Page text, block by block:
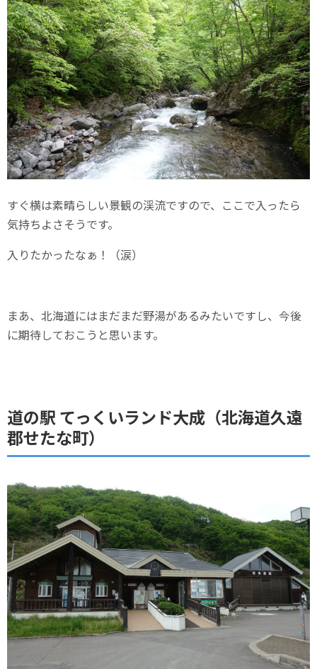
すぐ横は素晴らしい景観の渓流ですので、ここで入ったら
気持ちよさそうです。
入りたかったなぁ！（涙）
まあ、北海道にはまだまだ野湯があるみたいですし、今後
に期待しておこうと思います。
道の駅 てっくいランド大成（北海道久遠
郡せたな町）